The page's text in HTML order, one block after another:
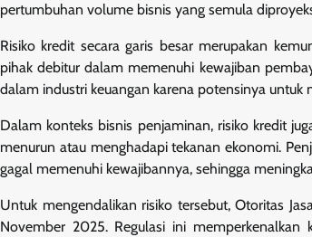
pertumbuhan volume bisnis yang semula
Risiko kredit secara garis besar merupakan
pihak debitur dalam memenuhi kewajiban
dalam industri keuangan karena potensinya
Dalam konteks bisnis penjaminan, risiko kredit
menurun atau menghadapi tekanan ekonomi.
gagal memenuhi kewajibannya, sehingga
Untuk mengendalikan risiko tersebut, Otoritas
November 2025. Regulasi ini memperkenalkan